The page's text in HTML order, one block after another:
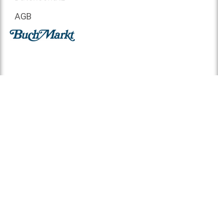
AGB